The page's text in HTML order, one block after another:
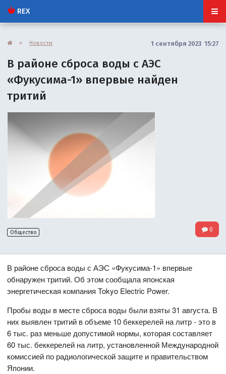
REX
» Новости 1 сентября 2023 15:27
В районе сброса воды с АЭС
«Фукусима-1» впервые найден
тритий
Общество 0
В районе сброса воды с АЭС «Фукусима-1» впервые
обнаружен тритий. Об этом сообщала японская
энергетическая компания Tokyo Electric Power.
Пробы воды в месте сброса воды были взяты 31 августа. В
них выявлен тритий в объеме 10 беккерелей на литр - это в
6 тыс. раз меньше допустимой нормы, которая составляет
60 тыс. беккерелей на литр, установленной Международной
комиссией по радиологической защите и правительством
Японии.